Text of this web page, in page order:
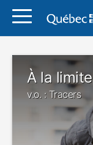
À la limite
v.o. : Tracers